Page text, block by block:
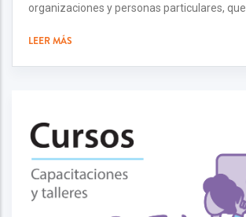
organizaciones y personas particulares, que
LEER MÁS